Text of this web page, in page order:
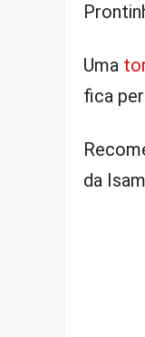
Uma
fica
da